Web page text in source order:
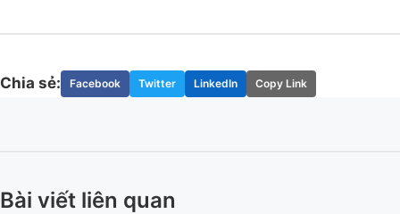
Chia sẻ: Facebook Twitter LinkedIn Copy Link
Bài viết liên quan